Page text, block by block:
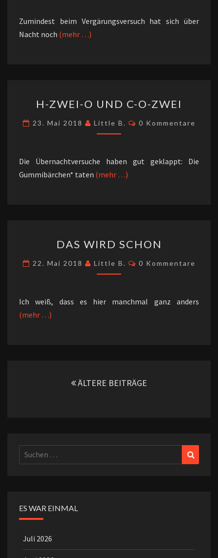
Zumindest beim Vergärungsversuch hat sich über
Nacht noch (mehr …)
ZWEI-
O
UND
O-
ZWEI
H-ZWEI-O UND C-O-ZWEI
23. Mai 2018 Little B. Kommentare
0 Kommentare
Die Übernachtversuche haben gut geklappt: Die
Gummibärchen* taten (mehr …)
WIRD
SCHON
DAS WIRD SCHON
22. Mai 2018 Little B. Kommentare
0 Kommentare
Ich weiß, dass es hier manchmal ganz anders
(mehr …)
ÄLTERE BEITRÄGE
Suchen
nach:
ES WAR EINMAL
Juli 2026